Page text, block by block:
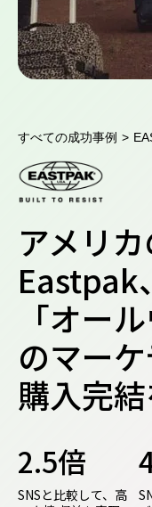
すべての成功事例 >
アメリ
Eastpak
「オー
のマー
購入完
2.5倍
SNSと比較して、高